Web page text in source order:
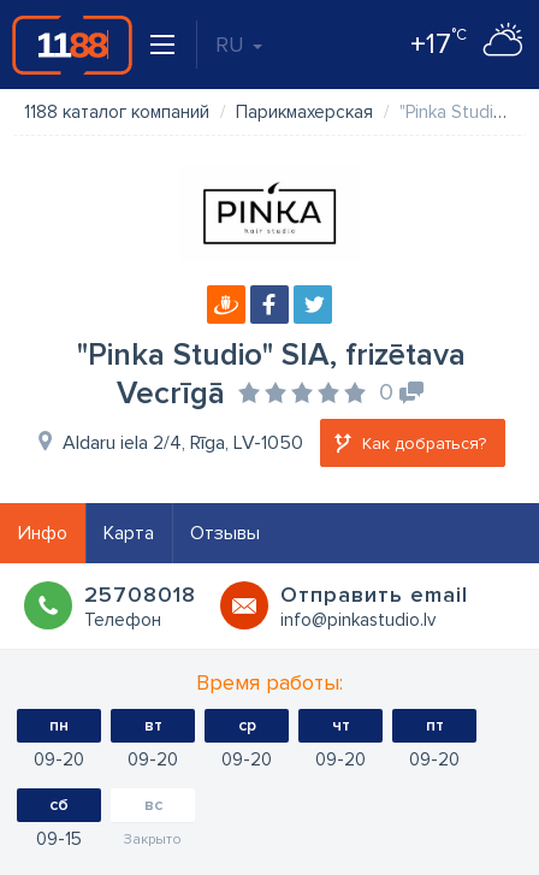
RU +17°C
1188 каталог компаний Парикмахерская "Pinka Studio" SIA, frizētava Vecrīgā
"Pinka Studio" SIA, frizētava
Vecrīgā
0
Aldaru iela 2/4, Rīga, LV-1050 Как добраться?
Инфо Карта Отзывы
25708018
Телефон
Oтправить email
info@pinkastudio.lv
Время работы:
пн
09 20
вт
09 20
ср
09 20
чт
09 20
пт
09 20
сб
09 15
вс
Закрыто